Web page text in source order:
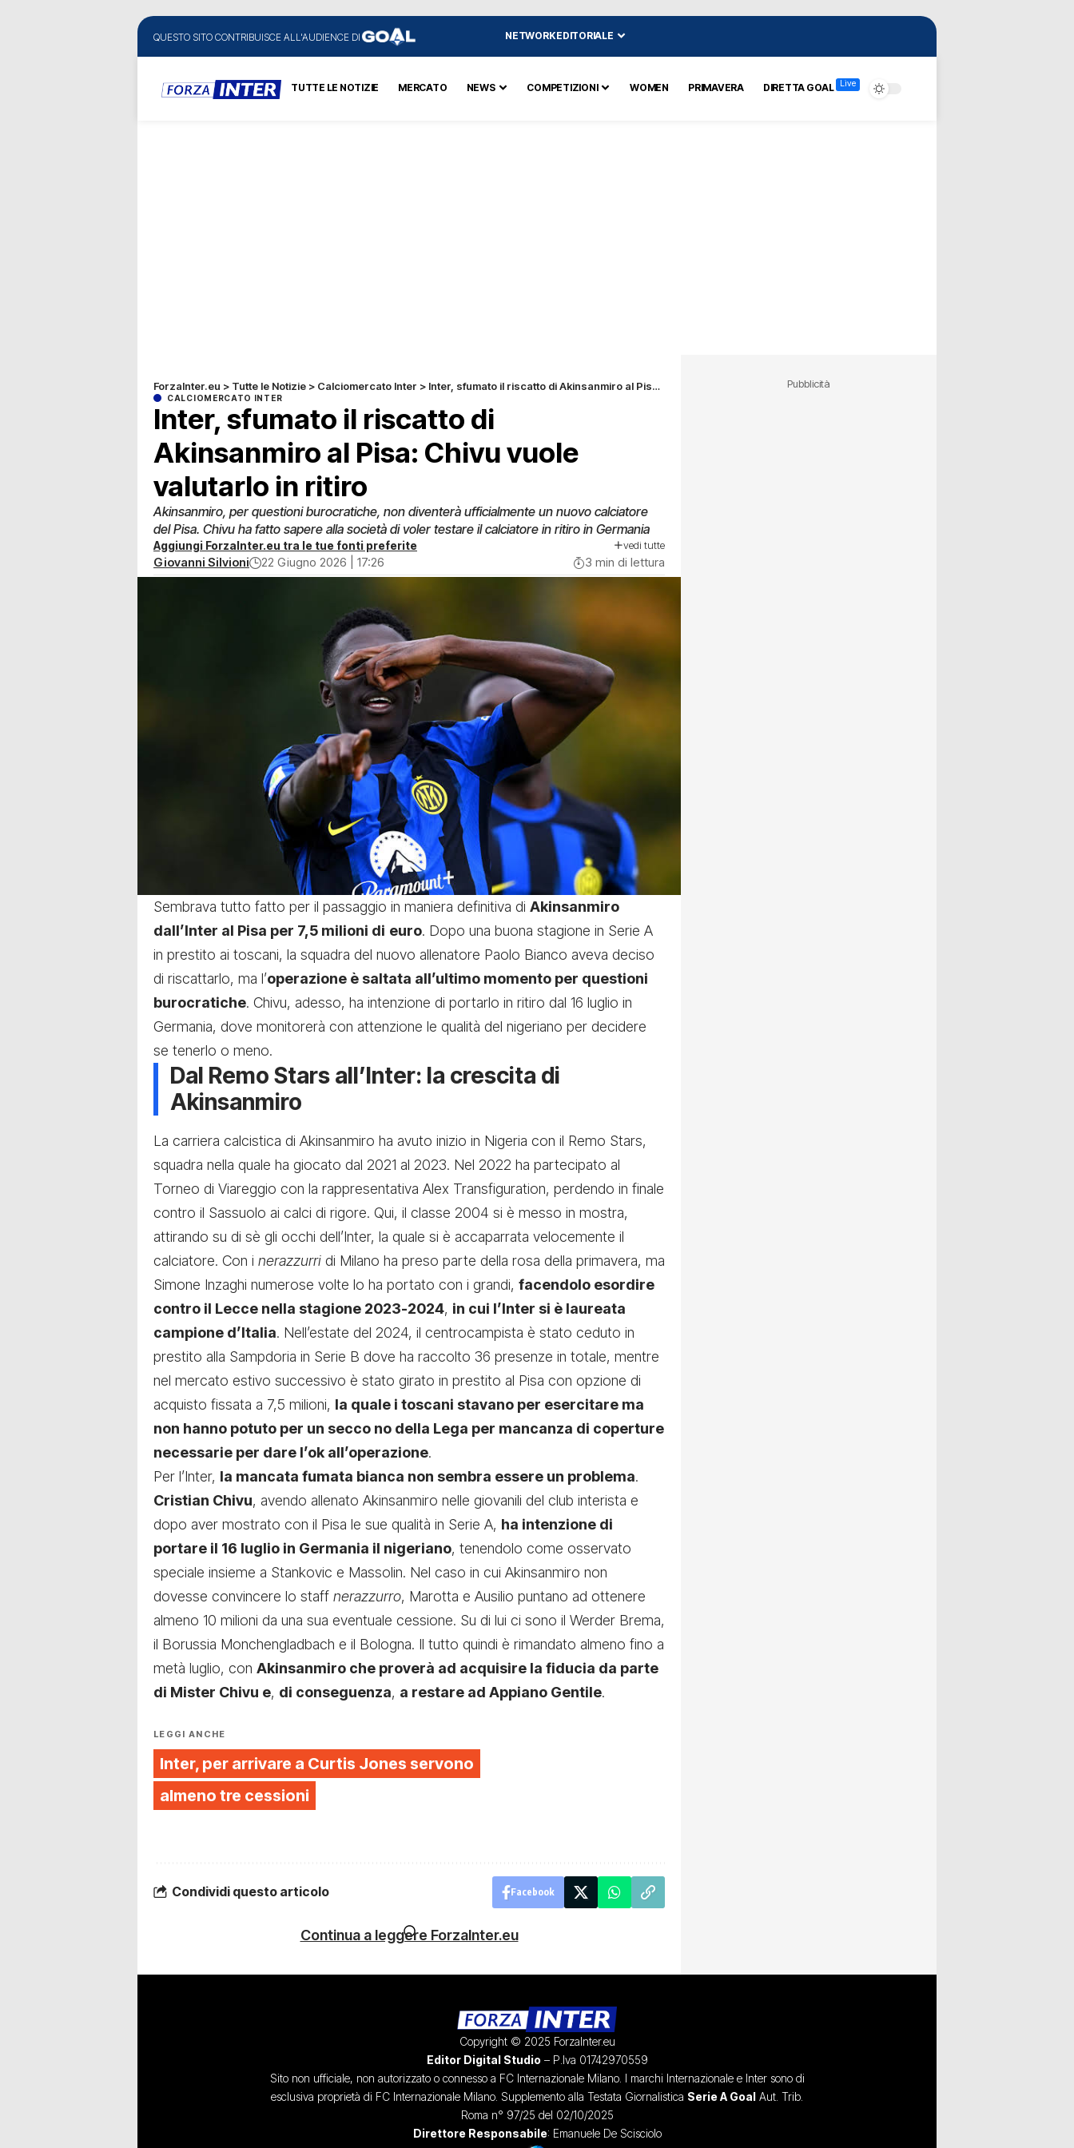
QUESTO SITO CONTRIBUISCE ALL'AUDIENCE DI NETWORK EDITORIALE
TUTTE LE NOTIZIE MERCATO NEWS COMPETIZIONI WOMEN PRIMAVERA DIRETTA GOAL Live
ForzaInter.eu > Tutte le Notizie > Calciomercato Inter > Inter, sfumato il riscatto di Akinsanmiro al Pisa: Chivu vuole valutarlo in ritiro
CALCIOMERCATO INTER
Inter, sfumato il riscatto di
Akinsanmiro al Pisa: Chivu vuole
valutarlo in ritiro
Akinsanmiro, per questioni burocratiche, non diventerà ufficialmente un nuovo calciatore
del Pisa. Chivu ha fatto sapere alla società di voler testare il calciatore in ritiro in Germania
Aggiungi ForzaInter.eu tra le tue fonti preferite vedi tutte
Giovanni Silvioni 22 Giugno 2026 | 17:26 3 min di lettura
Sembrava tutto fatto per il passaggio in maniera definitiva di Akinsanmiro
dall’Inter al Pisa per 7,5 milioni di euro. Dopo una buona stagione in Serie A
in prestito ai toscani, la squadra del nuovo allenatore Paolo Bianco aveva deciso
di riscattarlo, ma l’operazione è saltata all’ultimo momento per questioni
burocratiche. Chivu, adesso, ha intenzione di portarlo in ritiro dal 16 luglio in
Germania, dove monitorerà con attenzione le qualità del nigeriano per decidere
se tenerlo o meno.
Dal Remo Stars all’Inter: la crescita di
Akinsanmiro
La carriera calcistica di Akinsanmiro ha avuto inizio in Nigeria con il Remo Stars,
squadra nella quale ha giocato dal 2021 al 2023. Nel 2022 ha partecipato al
Torneo di Viareggio con la rappresentativa Alex Transfiguration, perdendo in finale
contro il Sassuolo ai calci di rigore. Qui, il classe 2004 si è messo in mostra,
attirando su di sè gli occhi dell’Inter, la quale si è accaparrata velocemente il
calciatore. Con i nerazzurri di Milano ha preso parte della rosa della primavera, ma
Simone Inzaghi numerose volte lo ha portato con i grandi, facendolo esordire
contro il Lecce nella stagione 2023-2024, in cui l’Inter si è laureata
campione d’Italia. Nell’estate del 2024, il centrocampista è stato ceduto in
prestito alla Sampdoria in Serie B dove ha raccolto 36 presenze in totale, mentre
nel mercato estivo successivo è stato girato in prestito al Pisa con opzione di
acquisto fissata a 7,5 milioni, la quale i toscani stavano per esercitare ma
non hanno potuto per un secco no della Lega per mancanza di coperture
necessarie per dare l’ok all’operazione.
Per l’Inter, la mancata fumata bianca non sembra essere un problema.
Cristian Chivu, avendo allenato Akinsanmiro nelle giovanili del club interista e
dopo aver mostrato con il Pisa le sue qualità in Serie A, ha intenzione di
portare il 16 luglio in Germania il nigeriano, tenendolo come osservato
speciale insieme a Stankovic e Massolin. Nel caso in cui Akinsanmiro non
dovesse convincere lo staff nerazzurro, Marotta e Ausilio puntano ad ottenere
almeno 10 milioni da una sua eventuale cessione. Su di lui ci sono il Werder Brema,
il Borussia Monchengladbach e il Bologna. Il tutto quindi è rimandato almeno fino a
metà luglio, con Akinsanmiro che proverà ad acquisire la fiducia da parte
di Mister Chivu e, di conseguenza, a restare ad Appiano Gentile.
LEGGI ANCHE
Inter, per arrivare a Curtis Jones servono
almeno tre cessioni
Condividi questo articolo Facebook
Continua a leggere ForzaInter.eu
Pubblicità
Copyright © 2025 ForzaInter.eu
Editor Digital Studio – P.Iva 01742970559
Sito non ufficiale, non autorizzato o connesso a FC Internazionale Milano. I marchi Internazionale e Inter sono di
esclusiva proprietà di FC Internazionale Milano. Supplemento alla Testata Giornalistica Serie A Goal Aut. Trib.
Roma n° 97/25 del 02/10/2025
Direttore Responsabile: Emanuele De Scisciolo